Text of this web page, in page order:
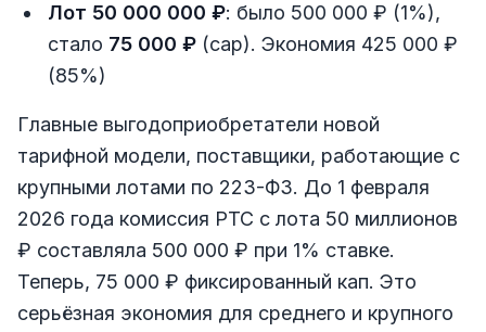
Лот 50 000 000 ₽: было 500 000 ₽ (1%),
стало 75 000 ₽ (cap). Экономия 425 000 ₽
(85%)
Главные выгодоприобретатели новой
тарифной модели, поставщики, работающие с
крупными лотами по 223-ФЗ. До 1 февраля
2026 года комиссия РТС с лота 50 миллионов
₽ составляла 500 000 ₽ при 1% ставке.
Теперь, 75 000 ₽ фиксированный кап. Это
серьёзная экономия для среднего и крупного